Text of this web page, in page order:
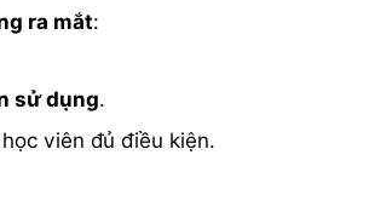
ra mắt:
sử dụng.
viên đủ điều kiện.